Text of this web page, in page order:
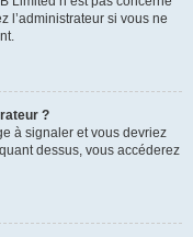
l’administrateur si vous ne
?
à signaler et vous devriez
dessus, vous accéderez